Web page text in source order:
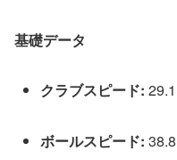
基礎データ
クラブスピー ド: 29.1
ボールスピー ド: 38.8